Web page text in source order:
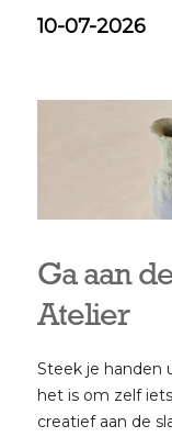
10-07-2026
Ga aan
Atelier
Steek je handen
het is om zelf
creatief aan de